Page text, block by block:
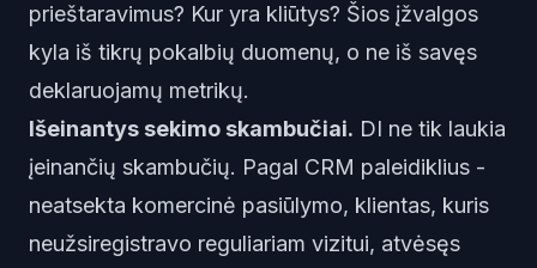
prieštaravimus? Kur yra kliūtys? Šios įžvalgos
kyla iš tikrų pokalbių duomenų, o ne iš savęs
deklaruojamų metrikų.
Išeinantys sekimo skambučiai. DI ne tik laukia
įeinančių skambučių. Pagal CRM paleidiklius -
neatsekta komercinė pasiūlymo, klientas, kuris
neužsiregistravo reguliariam vizitui, atvėsęs